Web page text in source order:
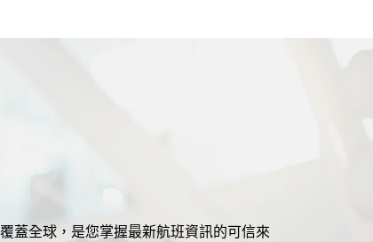
全球，是您掌握最新航班資訊的可信來